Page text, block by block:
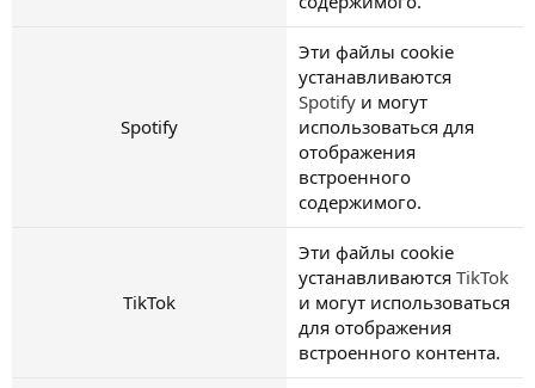
Spotify
Эти файлы cookie
устанавливаются
Spotify и могут
использоваться для
отображения
встроенного
содержимого.
TikTok
Эти файлы cookie
устанавливаются TikTok
и могут использоваться
для отображения
встроенного контента.